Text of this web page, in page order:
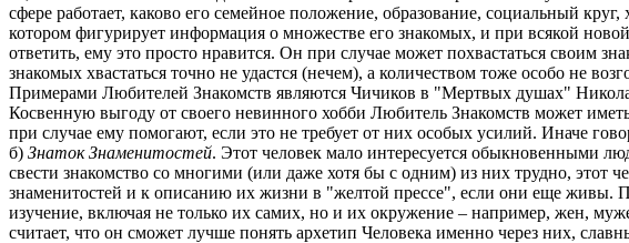
сфере работает, каково его семейное положение, образование, социальный
котором фигурирует информация о множестве его знакомых, и при всякой
ответить, ему это просто нравится. Он при случае может похвастаться своим
знакомых хвастаться точно не удастся (нечем), а количеством тоже особо не
Примерами Любителей Знакомств являются Чичиков в "Мертвых душах"
Косвенную выгоду от своего невинного хобби Любитель Знакомств может
при случае ему помогают, если это не требует от них особых усилий. Иначе
б) Знаток Знаменитостей. Этот человек мало интересуется обыкновенными
свести знакомство со многими (или даже хотя бы с одним) из них трудно,
знаменитостей и к описанию их жизни в "желтой прессе", если они еще живы.
изучение, включая не только их самих, но и их окружение – например, жен,
считает, что он сможет лучше понять архетип Человека именно через них,